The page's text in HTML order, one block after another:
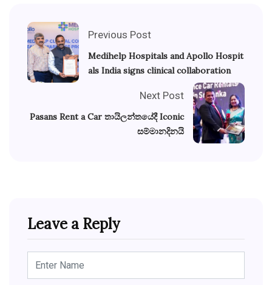
Previous Post
Medihelp Hospitals and Apollo Hospit
als India signs clinical collaboration
Next Post
Pasans Rent a Car තායිලන්තයේදී Iconic
සම්මානදිනයි
Leave a Reply